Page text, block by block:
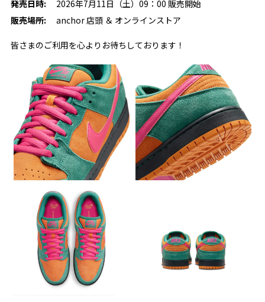
発売日時: 2026年7月11日（土）09：00 販売開始
販売場所: anchor 店頭 ＆ オンラインストア
皆さまのご利用を心よりお待ちしております！